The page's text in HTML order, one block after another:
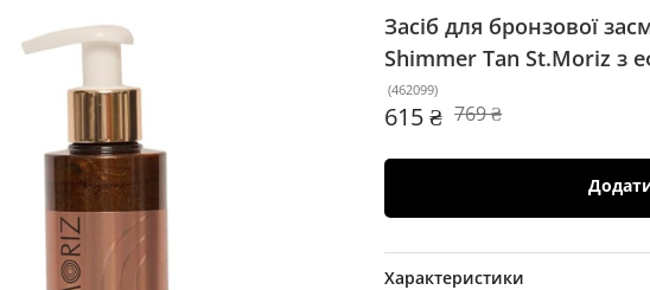
Засіб для бронзової
Shimmer Tan St.Moriz з
(462099)
615 ₴ 769 ₴
Характеристики